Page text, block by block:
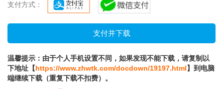
支付方式：
温馨提示：由于个人手机设置不同，如果发现不能下载，请复制以
下地址【https://www.zhwtk.com/docdown/19197.html】到电脑
端继续下载（重复下载不扣费）。